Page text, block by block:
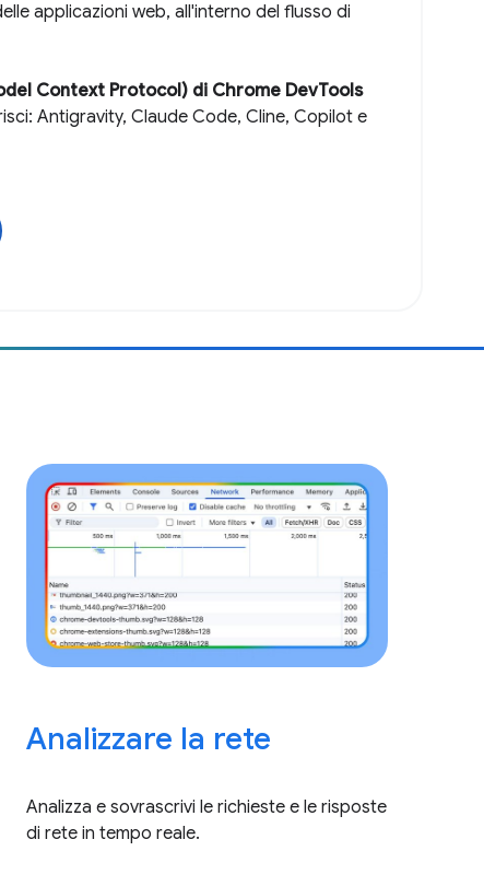
applicazioni web, all'interno del flusso di
Context Protocol) di Chrome DevTools
Antigravity, Claude Code, Cline, Copilot e
Analizzare la rete
Analizza e sovrascrivi le richieste e le risposte
di rete in tempo reale.